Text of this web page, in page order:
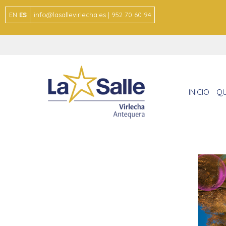
EN ES info@lasallevirlecha.es | 952 70 60 94
INICIO